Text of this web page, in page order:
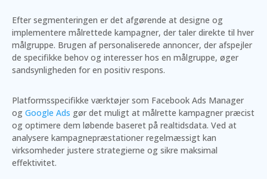
Efter segmenteringen er det afgørende at designe og
implementere målrettede kampagner, der taler direkte til hver
målgruppe. Brugen af personaliserede annoncer, der afspejler
de specifikke behov og interesser hos en målgruppe, øger
sandsynligheden for en positiv respons.
Platformsspecifikke værktøjer som Facebook Ads Manager
og Google Ads gør det muligt at målrette kampagner præcist
og optimere dem løbende baseret på realtidsdata. Ved at
analysere kampagnepræstationer regelmæssigt kan
virksomheder justere strategierne og sikre maksimal
effektivitet.